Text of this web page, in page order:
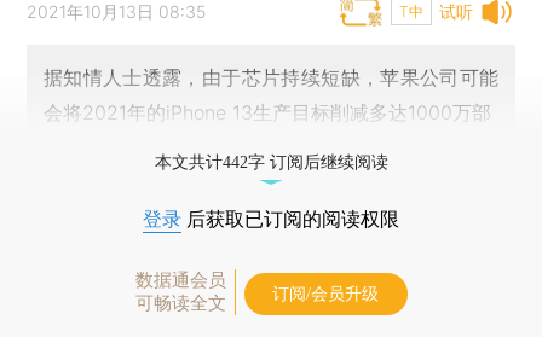
试听
2021年10月13日 08:35 T中
据知情人士透露，由于芯片持续短缺，苹果公司可能
会将2021年的iPhone 13生产目标削减多达1000万部
本文共计442字 订阅后继续阅读
登录 后获取已订阅的阅读权限
数据通会员
可畅读全文
订阅/会员升级